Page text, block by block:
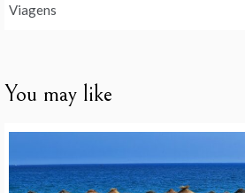
Viagens
You may like